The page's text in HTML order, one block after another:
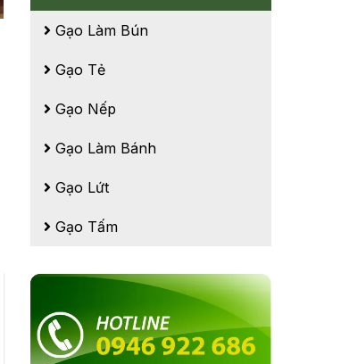
Gạo Làm Bún
Gạo Tẻ
Gạo Nếp
Gạo Làm Bánh
Gạo Lứt
Gạo Tấm